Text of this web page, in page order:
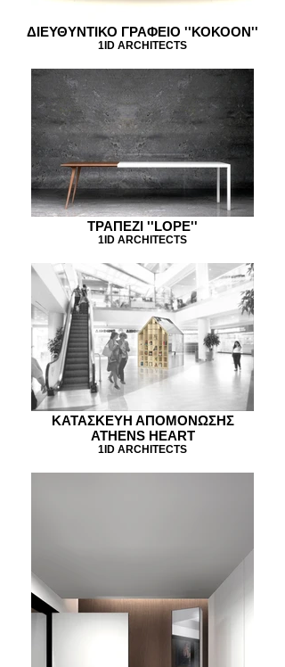
ΔΙΕΥΘΥΝΤΙΚΟ ΓΡΑΦΕΙΟ ''ΚΟΚΟΟΝ''
1ID ARCHITECTS
ΤΡΑΠΕΖΙ ''LOPE''
1ID ARCHITECTS
KATAΣΚΕΥΗ ΑΠΟΜΟΝΩΣΗΣ
ATHENS HEART
1ID ARCHITECTS